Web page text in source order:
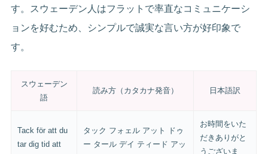
す。スウェーデン人はフラットで率直なコミュニケーシ
ョンを好むため、シンプルで誠実な言い方が好印象で
す。
スウェーデン
語
読み方（カタカナ発音） 日本語訳
Tack för att du
tar dig tid att
タック フォェル アット ドゥ
ー タール デイ ティード アッ
お時間をいた
だきありがと
うございま